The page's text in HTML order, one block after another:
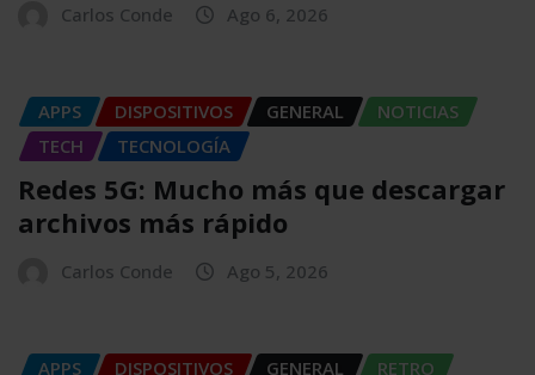
Carlos Conde Ago 6, 2026
APPS DISPOSITIVOS GENERAL
NOTICIAS
TECH
TECNOLOGÍA
Redes 5G: Mucho más que descargar
archivos más rápido
Carlos Conde Ago 5, 2026
APPS DISPOSITIVOS GENERAL RETRO